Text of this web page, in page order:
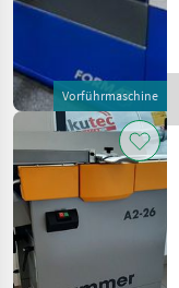
Vorführmaschine